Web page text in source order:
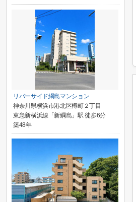
リバーサイド綱島マンション
神奈川県横浜市港北区樽町２丁目
東急新横浜線「新綱島」駅 徒歩6分
築48年